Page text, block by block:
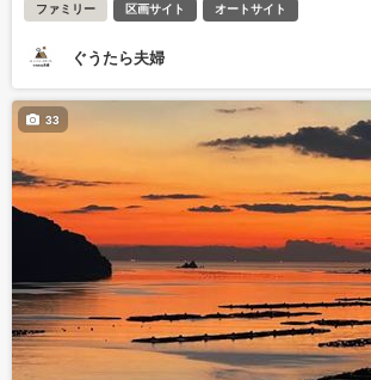
ファミリー 区画サイト オートサイト
ぐうたら夫婦
33